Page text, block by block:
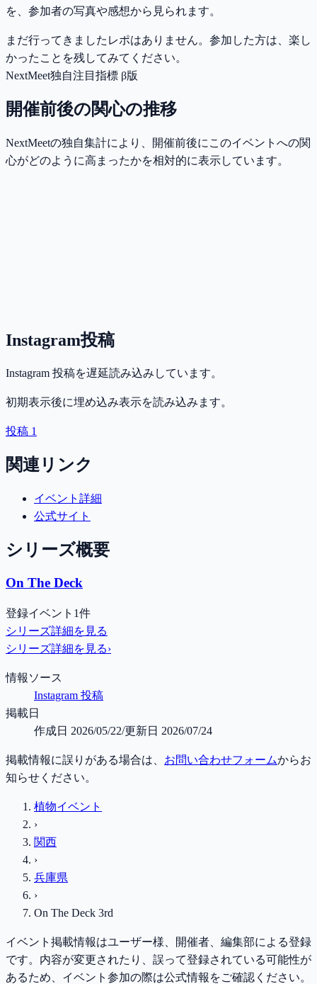
を、参加者の写真や感想から見られます。
まだ行ってきましたレポはありません。参加した方は、楽し
かったことを残してみてください。
NextMeet独自注目指標 β版
開催前後の関心の推移
NextMeetの独自集計により、開催前後にこのイベントへの関
心がどのように高まったかを相対的に表示しています。
Instagram投稿
Instagram 投稿を遅延読み込みしています。
初期表示後に埋め込み表示を読み込みます。
投稿 1
関連リンク
イベント詳細
公式サイト
シリーズ概要
On The Deck
登録イベント1件
シリーズ詳細を見る
シリーズ詳細を見る›
情報ソース
Instagram 投稿
掲載日
作成日 2026/05/22/更新日 2026/07/24
掲載情報に誤りがある場合は、 お問い合わせフォームからお
知らせください。
植物イベント
›
関西
›
兵庫県
›
On The Deck 3rd
イベント掲載情報はユーザー様、開催者、編集部による登録
です。内容が変更されたり、誤って登録されている可能性が
あるため、イベント参加の際は公式情報をご確認ください。